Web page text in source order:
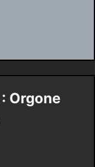
Orgone